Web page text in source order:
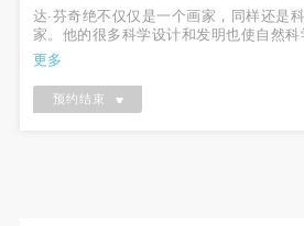
达·芬奇绝不仅仅是一个画家，同样还是
家。他的很多科学设计和发明也使自然
时，他会凭空幻想出一些稀奇古怪的想法
不同，达·芬奇会使用异形同构的手法，
创作了大量的笔记与手稿。...
更多
预约结束